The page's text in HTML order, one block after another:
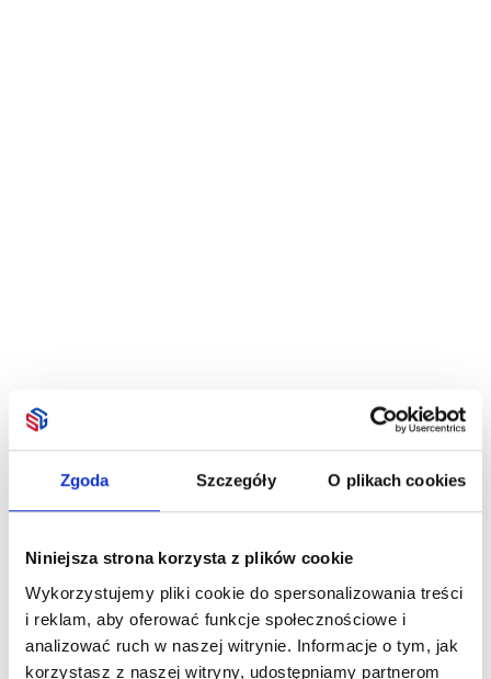
Zgoda Szczegóły O plikach cookies
Niniejsza strona korzysta z plików cookie
Wykorzystujemy pliki cookie do spersonalizowania treści
i reklam, aby oferować funkcje społecznościowe i
analizować ruch w naszej witrynie. Informacje o tym, jak
korzystasz z naszej witryny, udostępniamy partnerom